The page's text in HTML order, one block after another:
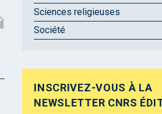
Sciences religieuses
Société
INSCRIVEZ-VOUS À LA
NEWSLETTER CNRS